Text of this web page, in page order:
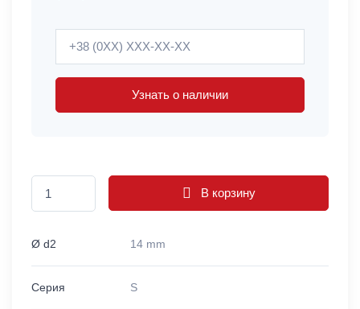
Узнать о наличии
В корзину
Ø d2 14 mm
Серия S